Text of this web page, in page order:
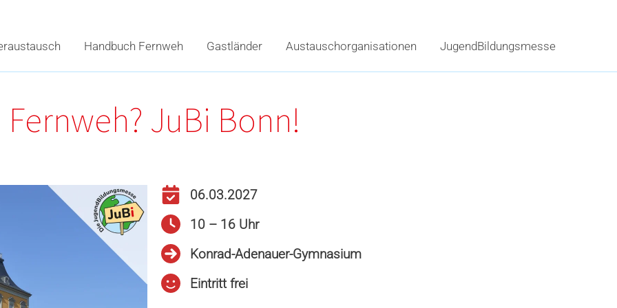
Handbuch Fernweh Gastländer Austauschorganisationen JugendBildungsmesse
Fernweh? JuBi Bonn!
06.03.2027
10 – 16 Uhr
Konrad-Adenauer-Gymnasium
Eintritt frei